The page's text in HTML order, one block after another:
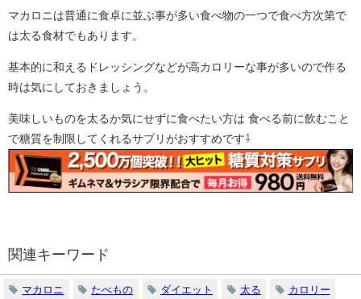
マカロニは普通に食卓に並ぶ事が多い食べ物の一つで食べ方次第で
は太る食材でもあります。
基本的に和えるドレッシングなどが高カロリーな事が多いので作る
時は気にしておきましょう。
美味しいものを太るか気にせずに食べたい方は 食べる前に飲むこと
で糖質を制限してくれるサプリがおすすめです⇩
関連キーワード
マカロニ たべもの ダイエット 太る カロリー